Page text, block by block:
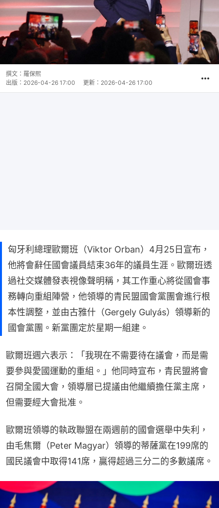
撰文： 羅保熙
出版： 2026-04-26 17:00 更新： 2026-04-26 17:00
匈牙利總理歐爾班（Viktor Orban）4月25日宣布，
他將會辭任國會議員結束36年的議員生涯。歐爾班透
過社交媒體發表視像聲明稱，其工作重心將從國會事
務轉向重組陣營，他領導的青民盟國會黨團會進行根
本性調整，並由古雅什（Gergely Gulyás）領導新的
國會黨團。新黨團定於星期一組建。
歐爾班週六表示：「我現在不需要待在議會，而是需
要參與愛國運動的重組。」他同時宣布，青民盟將會
召開全國大會，領導層已提議由他繼續擔任黨主席，
但需要經大會批准。
歐爾班領導的執政聯盟在兩週前的國會選舉中失利，
由毛焦爾（Peter Magyar）領導的蒂薩黨在199席的
國民議會中取得141席，贏得超過三分二的多數議席。